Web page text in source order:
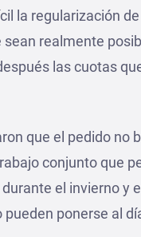
la regularización
realmente
las cuotas
que el pedido no
conjunto que
el invierno y
ponerse al